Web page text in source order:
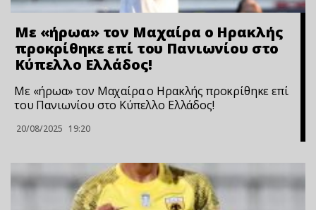
Με «ήρωα» τον Μαχαίρα ο Ηρακλής
προκρίθηκε επί του Πανιωνίου στο
Κύπελλο Ελλάδος!
Με «ήρωα» τον Μαχαίρα ο Ηρακλής προκρίθηκε επί
του Πανιωνίου στο Κύπελλο Ελλάδος!
20/08/2025 19:20